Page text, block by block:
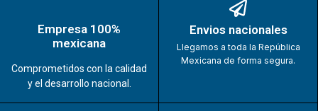
Empresa 100%
mexicana
Comprometidos con la calidad
y el desarrollo nacional.
Envios nacionales
Llegamos a toda la República
Mexicana de forma segura.